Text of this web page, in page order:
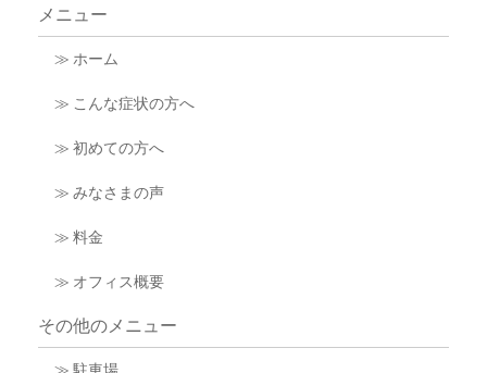
メニュー
≫ ホーム
≫ こんな症状の方へ
≫ 初めての方へ
≫ みなさまの声
≫ 料金
≫ オフィス概要
その他のメニュー